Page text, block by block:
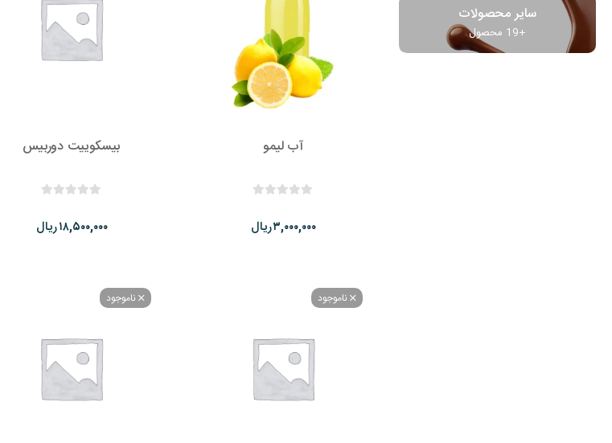
سایر محصولات
+19 محصول
آب لیمو
ریال۳,۰۰۰,۰۰۰
بیسکوییت دوربیس
ریال۱۸,۵۰۰,۰۰۰
ناموجود ناموجود